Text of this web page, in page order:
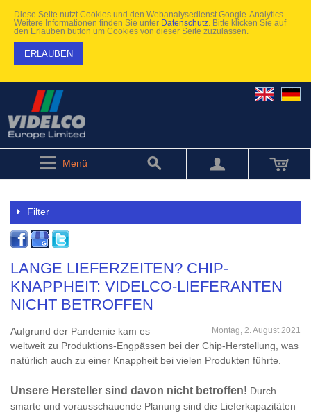
Diese Seite nutzt Cookies und den Webanalysedienst Google-Analytics.
Weitere Informationen finden Sie unter Datenschutz . Bitte klicken Sie auf
den Erlauben button um Cookies von dieser Seite zuzulassen.
ERLAUBEN
Menü
Filter
LANGE LIEFERZEITEN? CHIP-
KNAPPHEIT: VIDELCO-LIEFERANTEN
NICHT BETROFFEN
Montag, 2. August 2021
Aufgrund der Pandemie kam es
weltweit zu Produktions-Engpässen bei der Chip-Herstellung, was
natürlich auch zu einer Knappheit bei vielen Produkten führte.
Unsere Hersteller sind davon nicht betroffen! Durch
smarte und vorausschauende Planung sind die Lieferkapazitäten